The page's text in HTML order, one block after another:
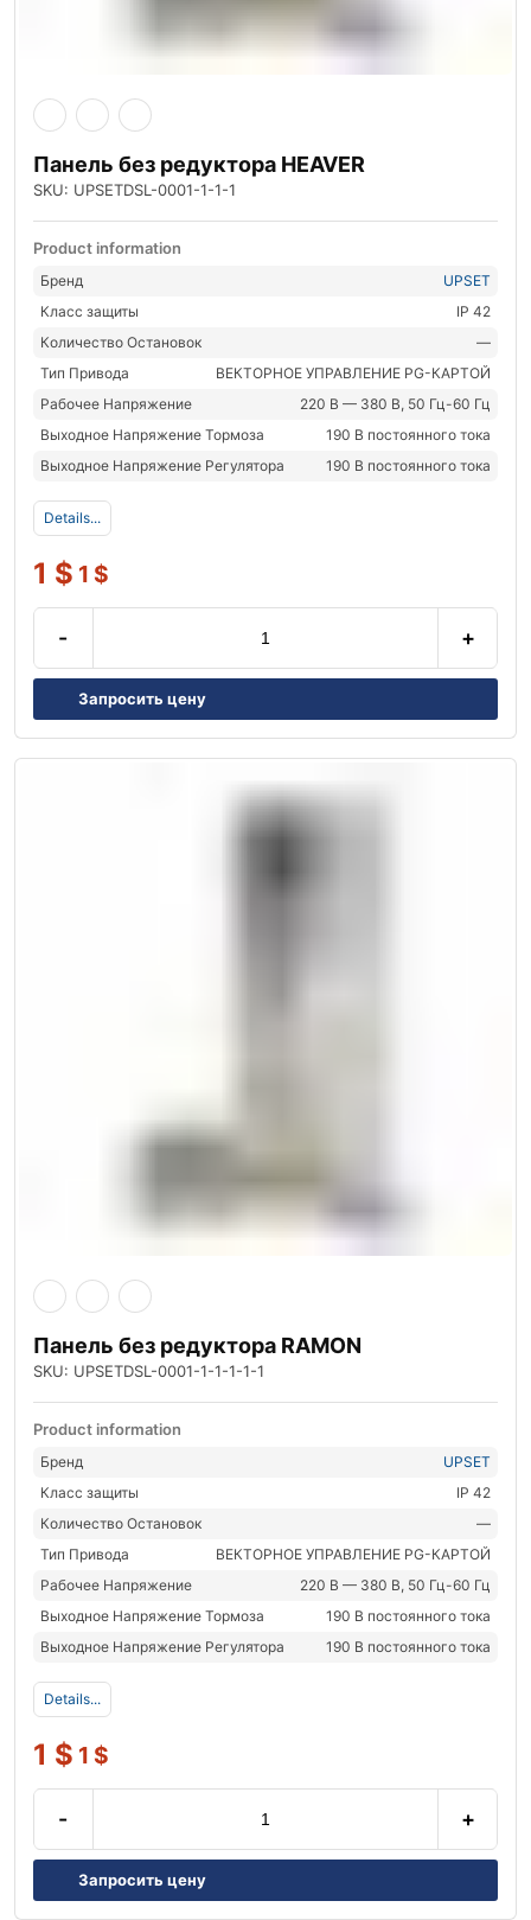
Панель без редуктора HEAVER
SKU: UPSETDSL-0001-1-1-1
Product information
Бренд
UPSET
Класс защиты
IP 42
Количество Остановок
—
Тип Привода
ВЕКТОРНОЕ УПРАВЛЕНИЕ PG-КАРТОЙ
Рабочее Напряжение
220 В — 380 В, 50 Гц-60 Гц
Выходное Напряжение Тормоза
190 В постоянного тока
Выходное Напряжение Регулятора
190 В постоянного тока
Details...
1 $ 1 $
- +
Запросить цену
Панель без редуктора RAMON
SKU: UPSETDSL-0001-1-1-1-1-1
Product information
Бренд
UPSET
Класс защиты
IP 42
Количество Остановок
—
Тип Привода
ВЕКТОРНОЕ УПРАВЛЕНИЕ PG-КАРТОЙ
Рабочее Напряжение
220 В — 380 В, 50 Гц-60 Гц
Выходное Напряжение Тормоза
190 В постоянного тока
Выходное Напряжение Регулятора
190 В постоянного тока
Details...
1 $ 1 $
- +
Запросить цену